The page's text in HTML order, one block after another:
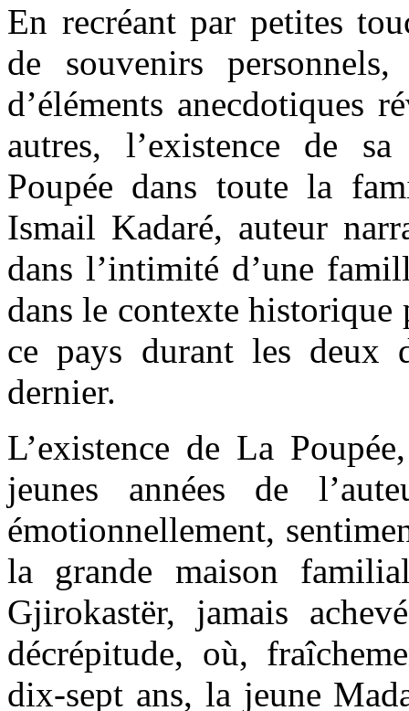
En recréant par petites
de souvenirs
d’éléments anecdotiques
autres, l’existence de
Poupée dans toute la
Ismail Kadaré, auteur
dans l’intimité d’une
dans le contexte
ce pays durant les deux
dernier.
L’existence de La
jeunes années de
émotionnellement,
la grande maison
Gjirokastër, jamais
décrépitude, où,
dix-sept ans, la jeune